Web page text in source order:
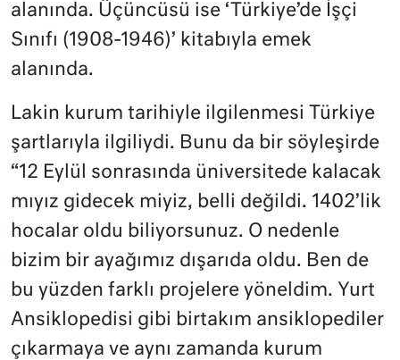
alanında. Üçüncüsü ise ‘Türkiye’de İşçi
Sınıfı (1908-1946)’ kitabıyla emek
alanında.
Lakin kurum tarihiyle ilgilenmesi Türkiye
şartlarıyla ilgiliydi. Bunu da bir söyleşirde
“12 Eylül sonrasında üniversitede kalacak
mıyız gidecek miyiz, belli değildi. 1402’lik
hocalar oldu biliyorsunuz. O nedenle
bizim bir ayağımız dışarıda oldu. Ben de
bu yüzden farklı projelere yöneldim. Yurt
Ansiklopedisi gibi birtakım ansiklopediler
çıkarmaya ve aynı zamanda kurum